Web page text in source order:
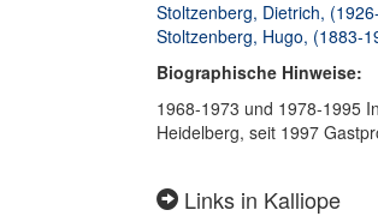
Stoltzenberg, Dietrich,
Stoltzenberg, Hugo, (1883-
Biographische Hinweise:
1968-1973 und 1978-1995
Heidelberg, seit 1997
Links in Kalliope